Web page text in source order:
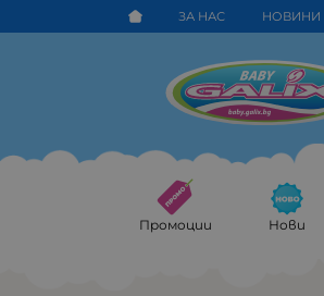
ЗА НАС НОВИНИ
Промоции Нови